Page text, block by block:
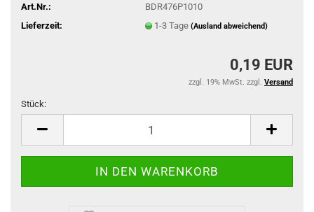
Art.Nr.:
BDR476P1010
Lieferzeit:
1-3 Tage (Ausland abweichend)
0,19 EUR
zzgl. 19% MwSt. zzgl. Versand
Stück: